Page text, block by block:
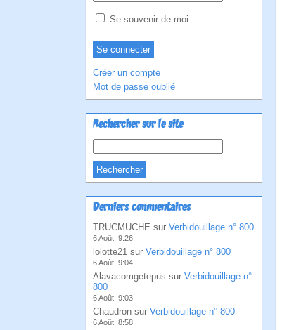
Se souvenir de moi
Créer un compte
Mot de passe oublié
Rechercher sur le site
Derniers commentaires
TRUCMUCHE sur Verbidouillage n° 800
6 Août, 9:26
lolotte21 sur Verbidouillage n° 800
6 Août, 9:04
Alavacomgetepus sur Verbidouillage n°
800
6 Août, 9:03
Chaudron sur Verbidouillage n° 800
6 Août, 8:58